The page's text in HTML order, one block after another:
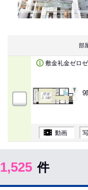
部
敷金礼金ゼロ
9
動画
1,525 件